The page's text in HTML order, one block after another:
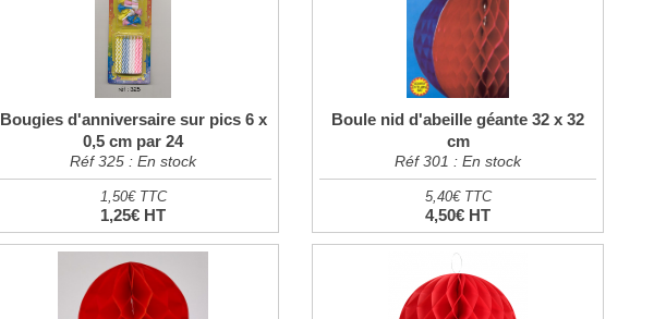
Bougies d'anniversaire sur pics 6 x
0,5 cm par 24
Réf 325 : En stock
1,50€ TTC
1,25€ HT
Boule nid d'abeille géante 32 x 32
cm
Réf 301 : En stock
5,40€ TTC
4,50€ HT